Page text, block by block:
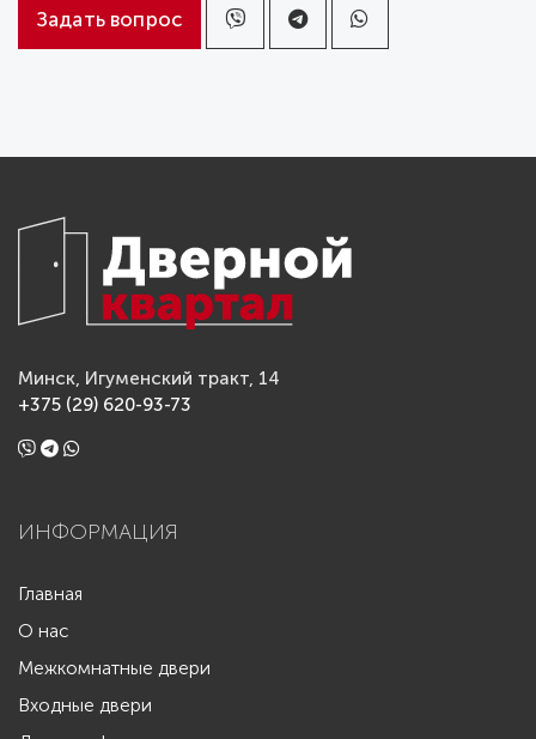
Задать вопрос
Минск, Игуменский тракт, 14
+375 (29) 620-93-73
ИНФОРМАЦИЯ
Главная
О нас
Межкомнатные двери
Входные двери